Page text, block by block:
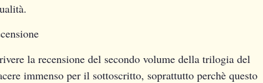
la recensione del secondo volume della trilogia del
immenso per il sottoscritto, soprattutto perchè questo